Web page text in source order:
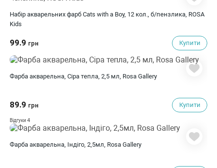
Набір акварельних фарб Cats with a Boy, 12 кол., б/пензлика, ROSA
Kids
99.9 грн Купити
Фарба акварельна, Сіра тепла, 2,5 мл, Rosa Gallery
89.9 грн Купити
Відгуки 4
Фарба акварельна, Індіго, 2,5мл, Rosa Gallery